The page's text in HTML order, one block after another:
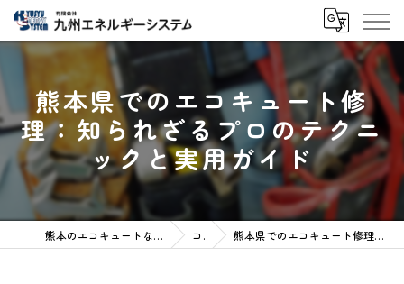
熊本県でのエコキュート修
理：知られざるプロのテクニ
ックと実用ガイド
熊本のエコキュートなら有限会社九州エネルギーシステム コラム 熊本県でのエコキュート修理：知られざるプロのテクニックと実用ガイド